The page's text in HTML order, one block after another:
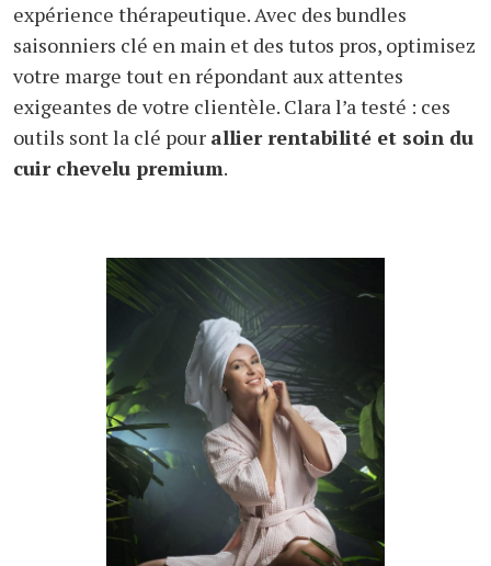
expérience thérapeutique. Avec des bundles
saisonniers clé en main et des tutos pros, optimisez
votre marge tout en répondant aux attentes
exigeantes de votre clientèle. Clara l’a testé : ces
outils sont la clé pour allier rentabilité et soin du
cuir chevelu premium.